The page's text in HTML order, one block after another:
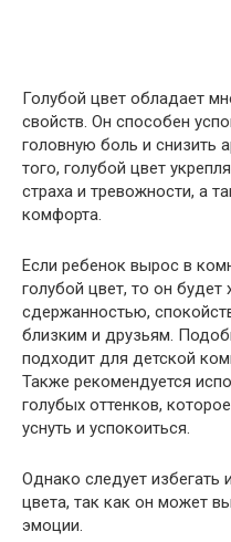
Голубой цвет обладает
свойств. Он способен
головную боль и снизить
того, голубой цвет
страха и тревожности, а
комфорта.
Если ребенок вырос в
голубой цвет, то он будет
сдержанностью,
близким и друзьям.
подходит для детской
Также рекомендуется
голубых оттенков,
уснуть и успокоиться.
Однако следует избегать
цвета, так как он может
эмоции.